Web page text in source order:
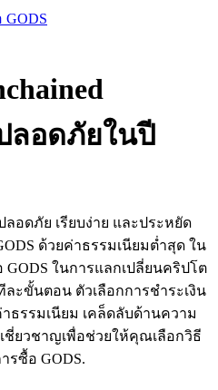
นหลักประกัน
GODS
ลอดภัยในปี
อดภัย เรียบง่าย และประหยัด
ด้วยค่าธรรมเนียมต่ำสุด ใน
ในการแลกเปลี่ยนคริปโต
ะขั้นตอน ตัวเลือกการชำระเงิน
ธรรมเนียม เคล็ดลับด้านความ
ชี่ยวชาญเพื่อช่วยให้คุณเลือกวิธี
ซื้อ GODS.